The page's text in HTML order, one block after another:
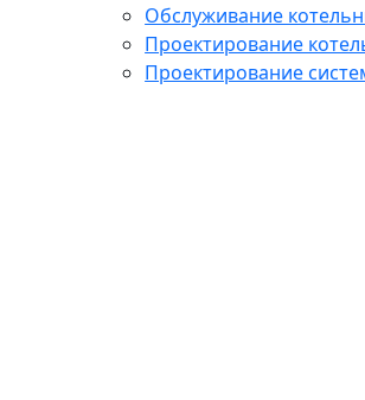
Обслуживание
Проектирование
Проектирование